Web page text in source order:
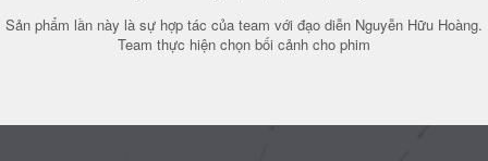
Sản phẩm lần này là sự hợp tác của team với đạo diễn Nguyễn Hữu Hoàng.
Team thực hiện chọn bối cảnh cho phim